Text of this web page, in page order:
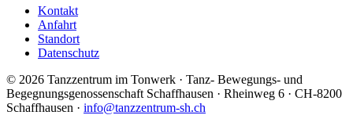
Kontakt
Anfahrt
Standort
Datenschutz
© 2026 Tanzzentrum im Tonwerk · Tanz- Bewegungs- und
Begegnungsgenossenschaft Schaffhausen · Rheinweg 6 · CH-8200
Schaffhausen · info@tanzzentrum-sh.ch